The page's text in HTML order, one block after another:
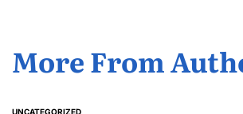
More From
UNCATEGORIZED